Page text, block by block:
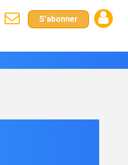
S'abonner